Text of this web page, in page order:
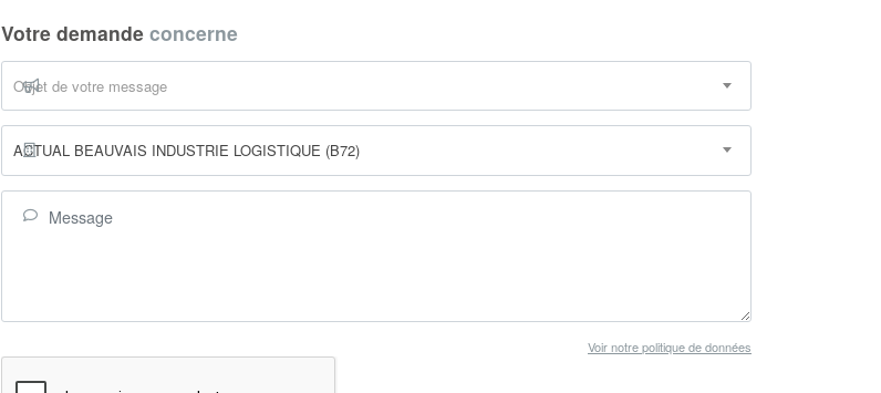
Votre demande concerne
Objet de votre message
ACTUAL BEAUVAIS INDUSTRIE LOGISTIQUE (B72)
Voir notre politique de données